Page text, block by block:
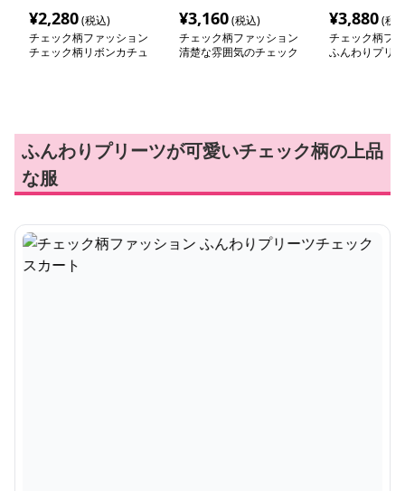
¥2,280(税込)
チェック柄ファッション
チェック柄リボンカチュ
¥3,160(税込)
チェック柄ファッション
清楚な雰囲気のチェック
¥3,880(税
チェック柄フ
ふんわりプリ
ふんわりプリーツが可愛いチェック柄の上品
な服